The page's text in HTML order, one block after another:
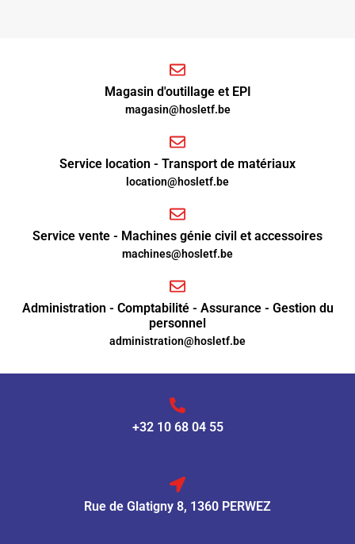
Magasin d'outillage et EPI
magasin@hosletf.be
Service location - Transport de matériaux
location@hosletf.be
Service vente - Machines génie civil et accessoires
machines@hosletf.be
Administration - Comptabilité - Assurance - Gestion du
personnel
administration@hosletf.be
+32 10 68 04 55
Rue de Glatigny 8, 1360 PERWEZ